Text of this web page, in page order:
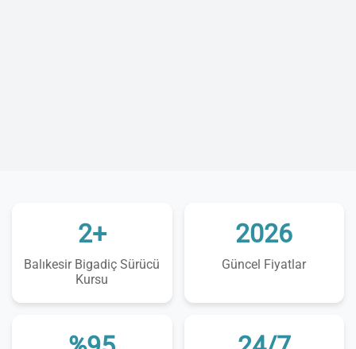
2+
Balıkesir Bigadiç Sürücü
Kursu
2026
Güncel Fiyatlar